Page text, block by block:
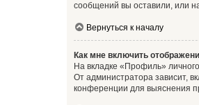
сообщений вы оставили, или
Вернуться к началу
Как мне включить
На вкладке «Профиль»
От администратора зависит,
конференции для выяснения